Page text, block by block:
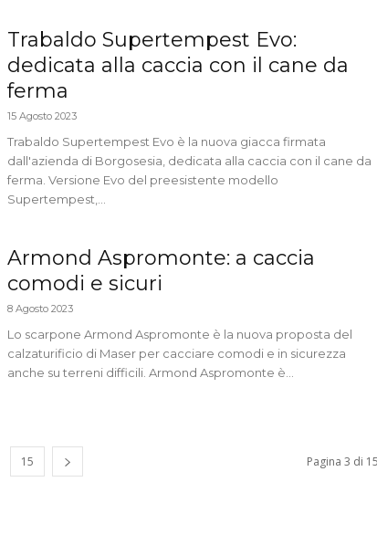
Trabaldo Supertempest Evo:
dedicata alla caccia con il cane da
ferma
15 Agosto 2023
Trabaldo Supertempest Evo è la nuova giacca firmata
dall'azienda di Borgosesia, dedicata alla caccia con il cane da
ferma. Versione Evo del preesistente modello
Supertempest,...
Armond Aspromonte: a caccia
comodi e sicuri
8 Agosto 2023
Lo scarpone Armond Aspromonte è la nuova proposta del
calzaturificio di Maser per cacciare comodi e in sicurezza
anche su terreni difficili. Armond Aspromonte è...
15 Pagina 3 di 15